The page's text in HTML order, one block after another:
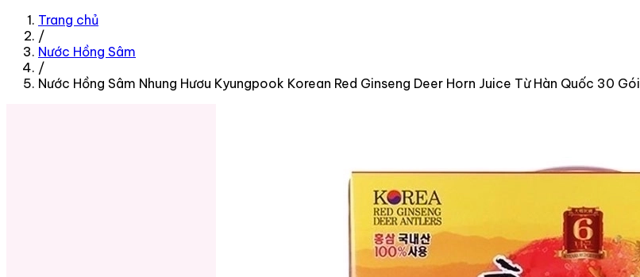
Trang chủ
/
Nước Hồng Sâm
/
Nước Hồng Sâm Nhung Hươu Kyungpook Korean Red Ginseng Deer Horn Juice Từ Hàn Quốc 30 Gói